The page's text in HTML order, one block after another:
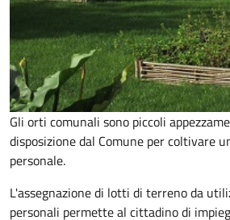
Gli orti comunali sono piccoli
disposizione dal Comune per coltivare
personale.
L'assegnazione di lotti di terreno da
personali permette al cittadino di